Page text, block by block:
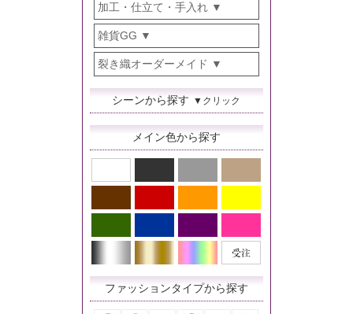
加工・仕立て・手入れ
雑貨GG
裂き織オーダーメイド
シーンから探す ▼クリック
メイン色から探す
ファッションタイプから探す